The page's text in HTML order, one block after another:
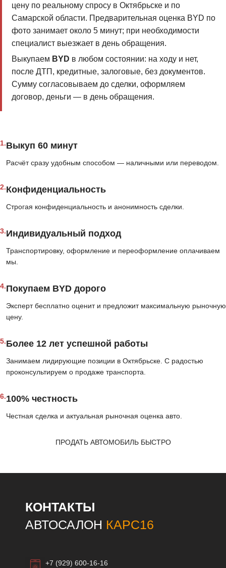
цену по реальному спросу в Октябрьске и по
Самарской области. Предварительная оценка BYD по
фото занимает около 5 минут; при необходимости
специалист выезжает в день обращения.
Выкупаем BYD в любом состоянии: на ходу и нет,
после ДТП, кредитные, залоговые, без документов.
Сумму согласовываем до сделки, оформляем
договор, деньги — в день обращения.
1.Выкуп 60 минут
Расчёт сразу удобным способом — наличными или переводом.
2.Конфиденциальность
Строгая конфиденциальность и анонимность сделки.
3.Индивидуальный подход
Транспортировку, оформление и переоформление оплачиваем
мы.
4.Покупаем BYD дорого
Эксперт бесплатно оценит и предложит максимальную рыночную
цену.
5.Более 12 лет успешной работы
Занимаем лидирующие позиции в Октябрьске. С радостью
проконсультируем о продаже транспорта.
6.100% честность
Честная сделка и актуальная рыночная оценка авто.
ПРОДАТЬ АВТОМОБИЛЬ БЫСТРО
КОНТАКТЫ
АВТОСАЛОН КАРС16
+7 (929) 600-16-16